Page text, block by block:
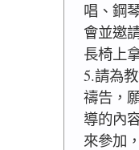
唱、鋼
會並邀
長椅上
5.請為
禱告，
導的內
來參加